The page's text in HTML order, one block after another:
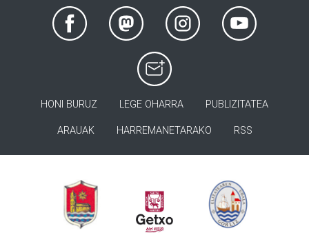
HONI BURUZ LEGE OHARRA PUBLIZITATEA
ARAUAK HARREMANETARAKO RSS